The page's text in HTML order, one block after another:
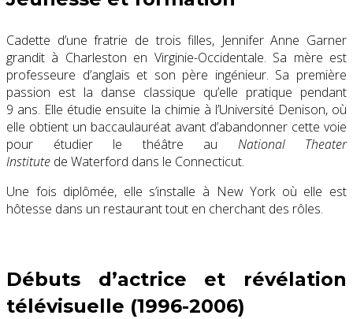
Cadette d’une fratrie de trois filles, Jennifer Anne Garner
grandit à Charleston en Virginie-Occidentale. Sa mère est
professeure d’anglais et son père ingénieur. Sa première
passion est la danse classique qu’elle pratique pendant
9 ans. Elle étudie ensuite la chimie à l’Université Denison, où
elle obtient un baccaulauréat avant d’abandonner cette voie
pour étudier le théâtre au National Theater
Institute de Waterford dans le Connecticut.
Une fois diplômée, elle s’installe à New York où elle est
hôtesse dans un restaurant tout en cherchant des rôles.
Débuts d’actrice et révélation
télévisuelle (1996-2006)